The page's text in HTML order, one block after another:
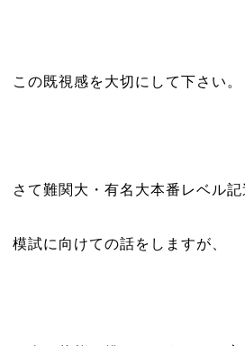
この既視感を大切にして下さい。
さて難関大・有名大本番レベル
模試に向けての話をしますが、